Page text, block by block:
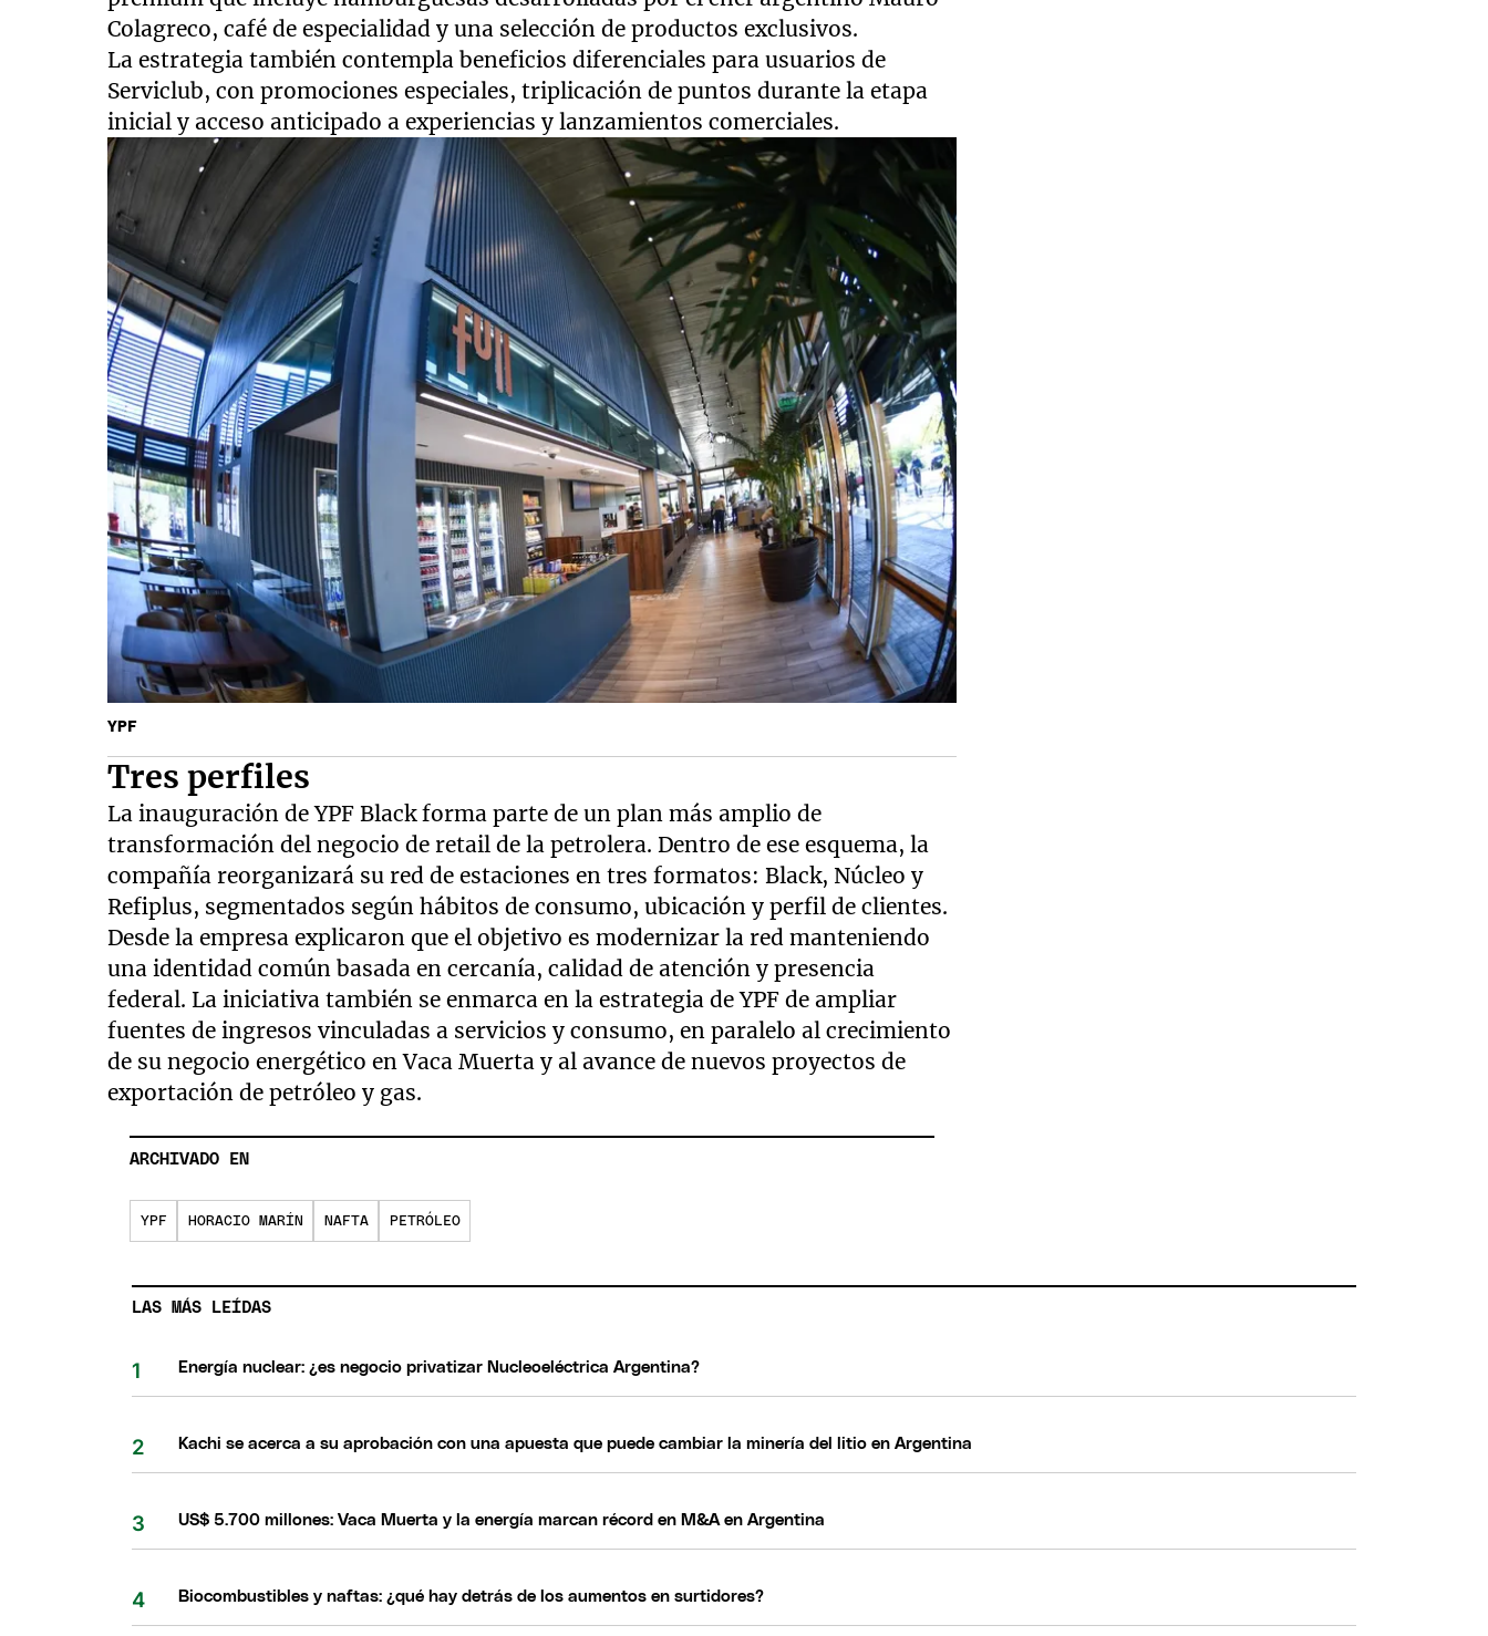
Colagreco, café de especialidad y una selección de productos exclusivos.
La estrategia también contempla beneficios diferenciales para usuarios de
Serviclub, con promociones especiales, triplicación de puntos durante la etapa
inicial y acceso anticipado a experiencias y lanzamientos comerciales.
YPF
Tres perfiles
La inauguración de YPF Black forma parte de un plan más amplio de
transformación del negocio de retail de la petrolera. Dentro de ese esquema, la
compañía reorganizará su red de estaciones en tres formatos: Black, Núcleo y
Refiplus, segmentados según hábitos de consumo, ubicación y perfil de clientes.
Desde la empresa explicaron que el objetivo es modernizar la red manteniendo
una identidad común basada en cercanía, calidad de atención y presencia
federal. La iniciativa también se enmarca en la estrategia de YPF de ampliar
fuentes de ingresos vinculadas a servicios y consumo, en paralelo al crecimiento
de su negocio energético en Vaca Muerta y al avance de nuevos proyectos de
exportación de petróleo y gas.
ARCHIVADO EN
YPF HORACIO MARÍN NAFTA PETRÓLEO
LAS MÁS LEÍDAS
Energía nuclear: ¿es negocio privatizar Nucleoeléctrica Argentina?
Kachi se acerca a su aprobación con una apuesta que puede cambiar la minería del litio en Argentina
US$ 5.700 millones: Vaca Muerta y la energía marcan récord en M&A en Argentina
Biocombustibles y naftas: ¿qué hay detrás de los aumentos en surtidores?